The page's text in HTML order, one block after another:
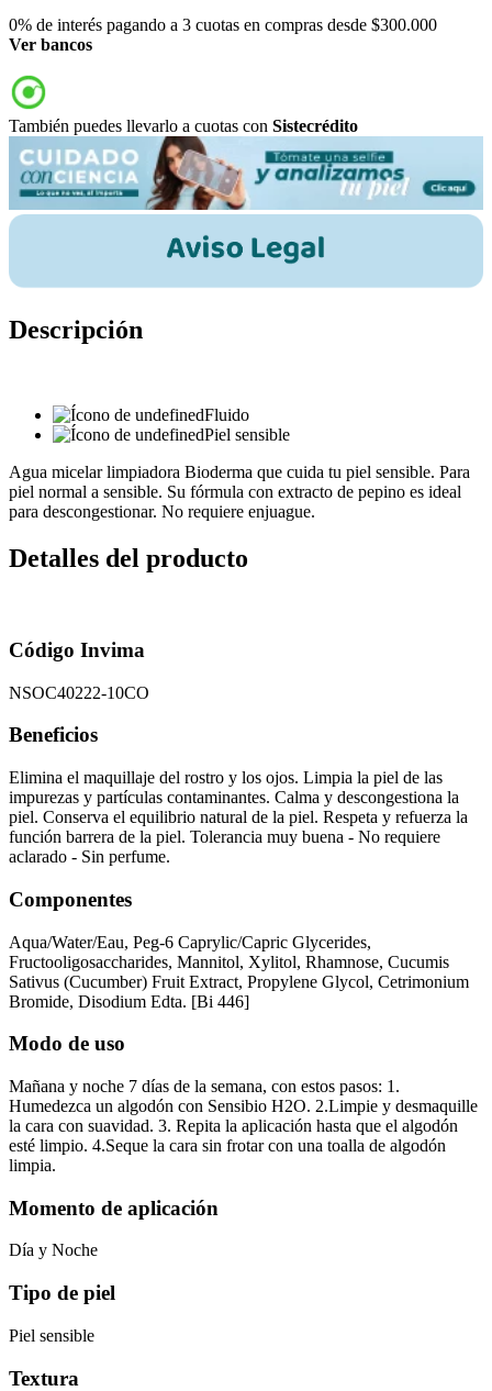
0% de interés pagando a 3 cuotas en compras desde $300.000
Ver bancos
También puedes llevarlo a cuotas con Sistecrédito
Descripción
Fluido
Piel sensible
Agua micelar limpiadora Bioderma que cuida tu piel sensible. Para
piel normal a sensible. Su fórmula con extracto de pepino es ideal
para descongestionar. No requiere enjuague.
Detalles del producto
Código Invima
NSOC40222-10CO
Beneficios
Elimina el maquillaje del rostro y los ojos. Limpia la piel de las
impurezas y partículas contaminantes. Calma y descongestiona la
piel. Conserva el equilibrio natural de la piel. Respeta y refuerza la
función barrera de la piel. Tolerancia muy buena - No requiere
aclarado - Sin perfume.
Componentes
Aqua/Water/Eau, Peg-6 Caprylic/Capric Glycerides,
Fructooligosaccharides, Mannitol, Xylitol, Rhamnose, Cucumis
Sativus (Cucumber) Fruit Extract, Propylene Glycol, Cetrimonium
Bromide, Disodium Edta. [Bi 446]
Modo de uso
Mañana y noche 7 días de la semana, con estos pasos: 1.
Humedezca un algodón con Sensibio H2O. 2.Limpie y desmaquille
la cara con suavidad. 3. Repita la aplicación hasta que el algodón
esté limpio. 4.Seque la cara sin frotar con una toalla de algodón
limpia.
Momento de aplicación
Día y Noche
Tipo de piel
Piel sensible
Textura